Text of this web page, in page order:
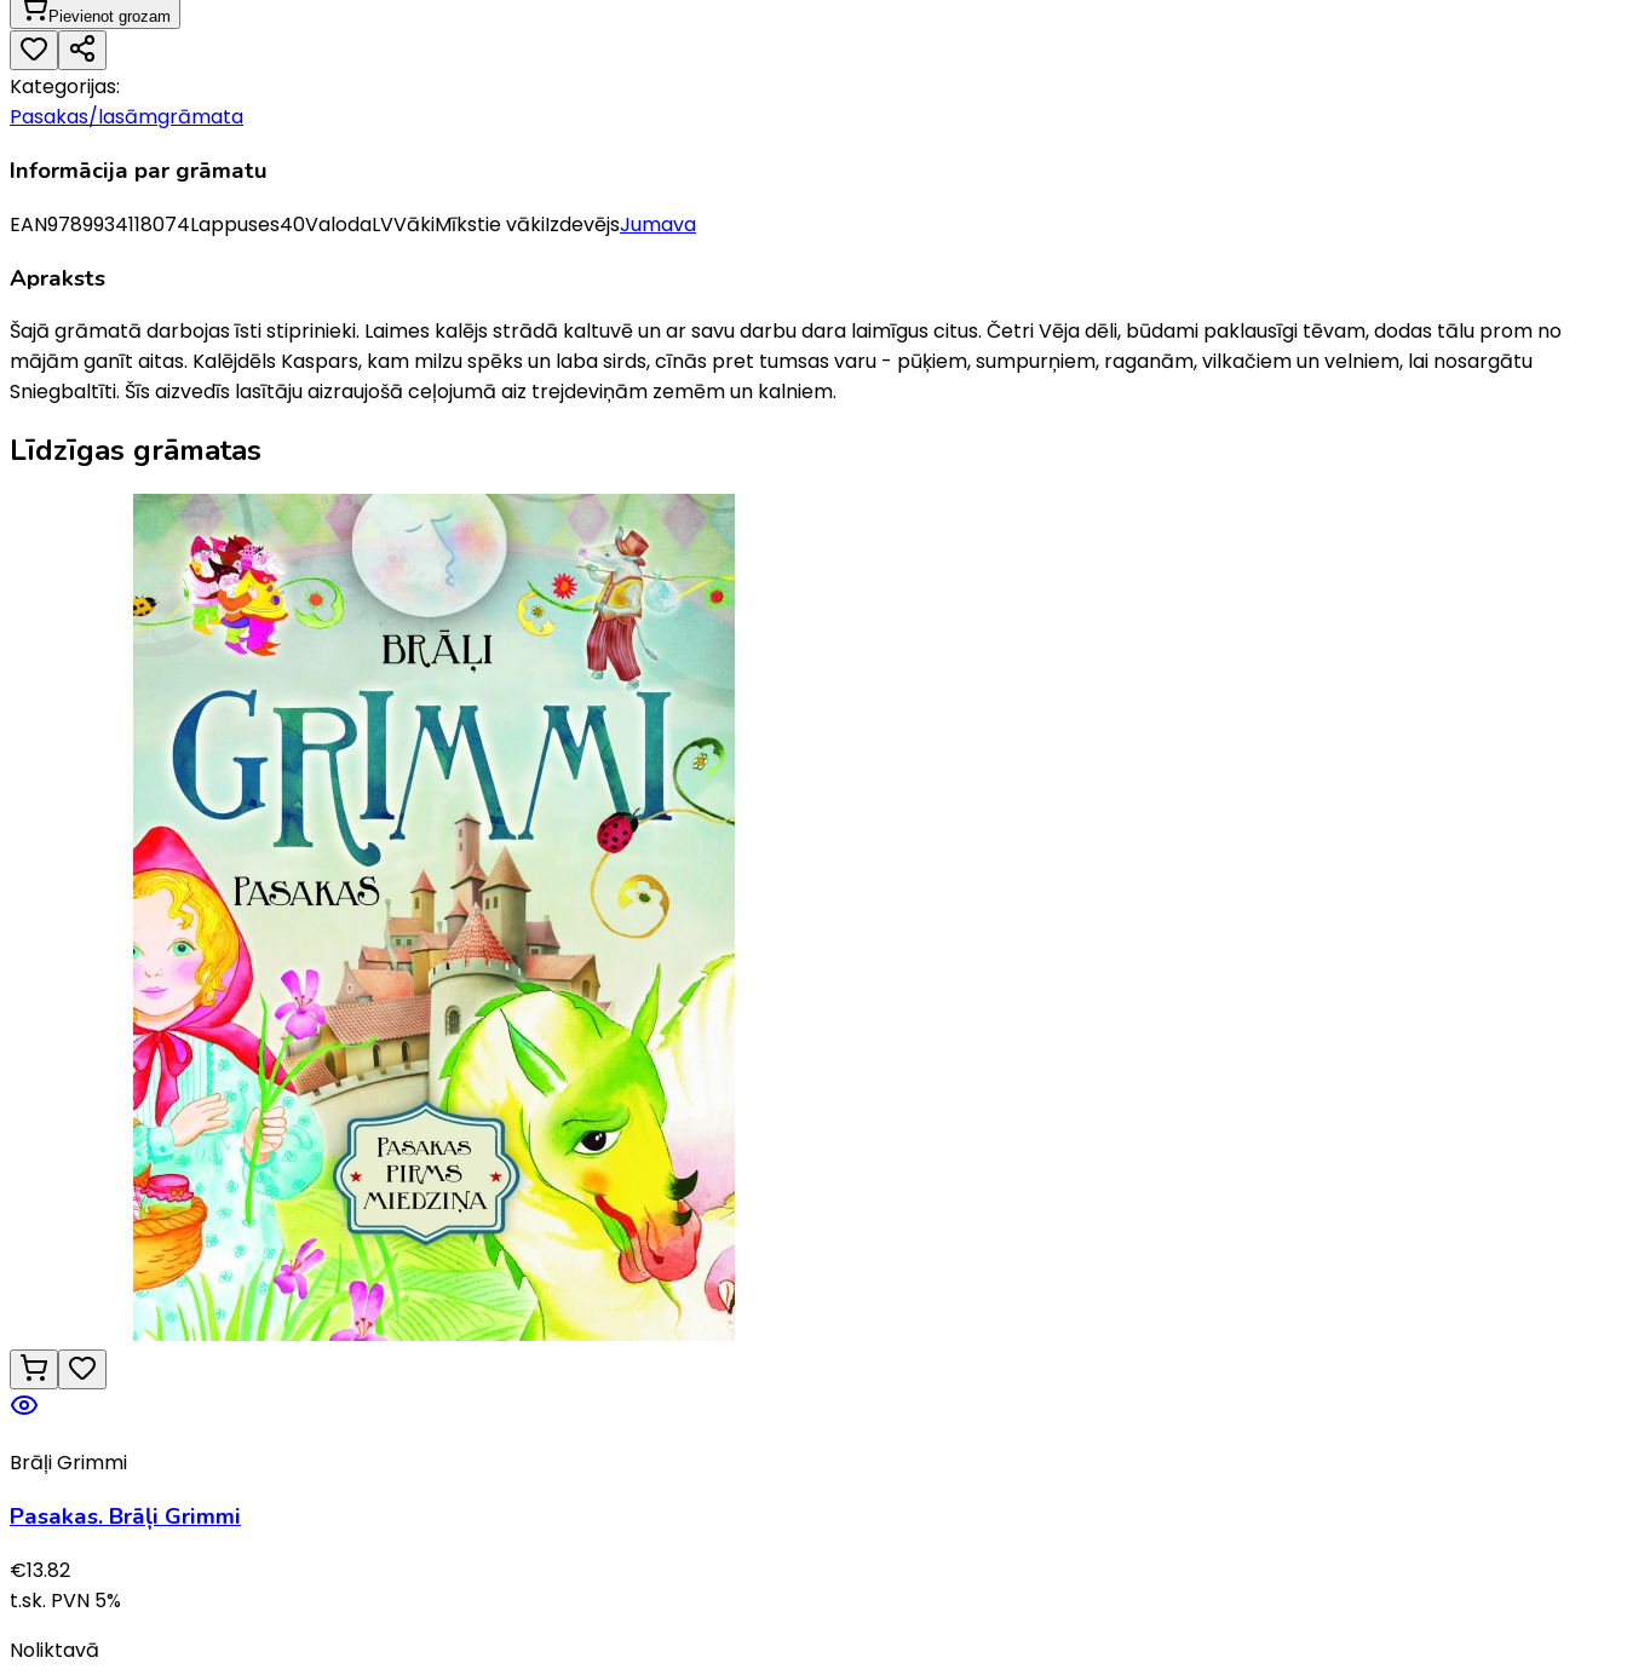
Pievienot grozam
Kategorijas:
Pasakas/lasāmgrāmata
Informācija par grāmatu
EAN9789934118074Lappuses40ValodaLVVākiMīkstie vākiIzdevējsJumava
Apraksts
Šajā grāmatā darbojas īsti stiprinieki. Laimes kalējs strādā kaltuvē un ar savu darbu dara laimīgus citus. Četri Vēja dēli, būdami paklausīgi tēvam, dodas tālu prom no
mājām ganīt aitas. Kalējdēls Kaspars, kam milzu spēks un laba sirds, cīnās pret tumsas varu - pūķiem, sumpurņiem, raganām, vilkačiem un velniem, lai nosargātu
Sniegbaltīti. Šīs aizvedīs lasītāju aizraujošā ceļojumā aiz trejdeviņām zemēm un kalniem.
Līdzīgas grāmatas
Brāļi Grimmi
Pasakas. Brāļi Grimmi
€13.82
t.sk. PVN 5%
Noliktavā